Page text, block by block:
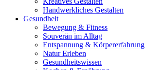
Handwerkliches Gestalten
Gesundheit
Bewegung & Fitness
Souverän im Alltag
Entspannung & Körpererfahrung
Natur Erleben
Gesundheitswissen